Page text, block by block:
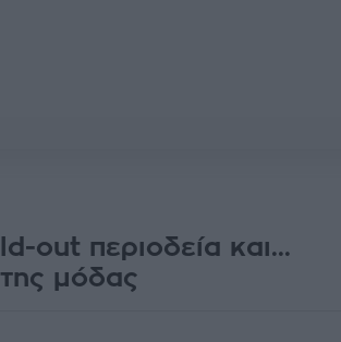
out περιοδεία και...
μόδας